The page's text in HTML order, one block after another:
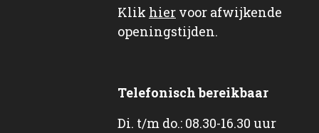
Klik hier voor afwijkende
openingstijden.
Telefonisch bereikbaar
Di. t/m do.: 08.30-16.30 uur